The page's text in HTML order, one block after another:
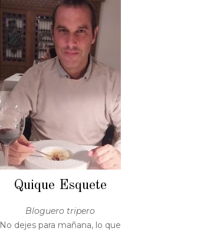
Quique Esquete
Bloguero tripero
No dejes para mañana, lo que